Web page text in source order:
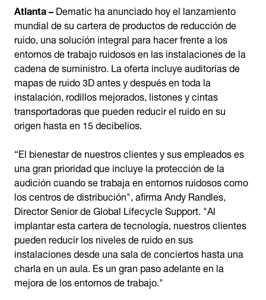
Atlanta –Dematic ha anunciado hoy el lanzamiento
mundial de su cartera de productos de reducción de
ruido, una solución integral para hacer frente a los
entornos de trabajo ruidosos en las instalaciones de la
cadena de suministro. La oferta incluye auditorías de
mapas de ruido 3D antes y después en toda la
instalación, rodillos mejorados, listones y cintas
transportadoras que pueden reducir el ruido en su
origen hasta en 15 decibelios.
“El bienestar de nuestros clientes y sus empleados es
una gran prioridad que incluye la protección de la
audición cuando se trabaja en entornos ruidosos como
los centros de distribución", afirma Andy Randles,
Director Senior de Global Lifecycle Support. "Al
implantar esta cartera de tecnología, nuestros clientes
pueden reducir los niveles de ruido en sus
instalaciones desde una sala de conciertos hasta una
charla en un aula. Es un gran paso adelante en la
mejora de los entornos de trabajo."